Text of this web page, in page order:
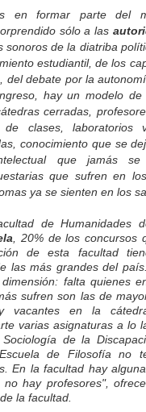
en formar parte del
sólo a las
sonoros de la diatriba
estudiantil, de los
del debate por la
hay un modelo de
cerradas,
clases, laboratorios
conocimiento que se
que jamás se
que sufren en
ya se sienten en los
de Humanidades
, 20% de los concursos
de esta facultad
las más grandes del
falta quienes
sufren son las de
vacantes en la
varias asignaturas a lo
de la
de Filosofía no
En la facultad hay
hay profesores",
la facultad.